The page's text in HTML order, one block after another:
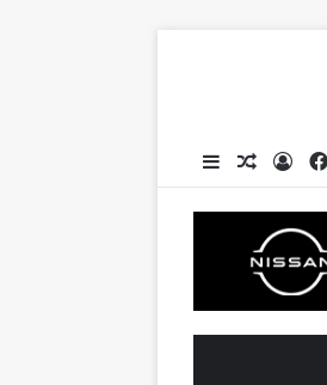
فيسبوكتسجيل الدخول
مقال عشوائي
إضافة عمود جانبي